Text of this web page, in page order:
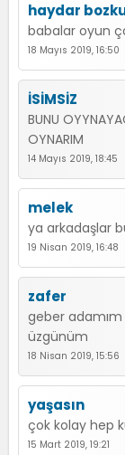
haydar
babalar oyun
18 Mayıs 2019, 16:50
İSİMSİZ
BUNU
OYNARIM
14 Mayıs 2019, 18:45
melek
ya arkadaşlar
19 Nisan 2019, 16:48
zafer
geber adamım
üzgünüm
18 Nisan 2019, 15:56
yaşasın
çok kolay hep
15 Mart 2019, 19:21